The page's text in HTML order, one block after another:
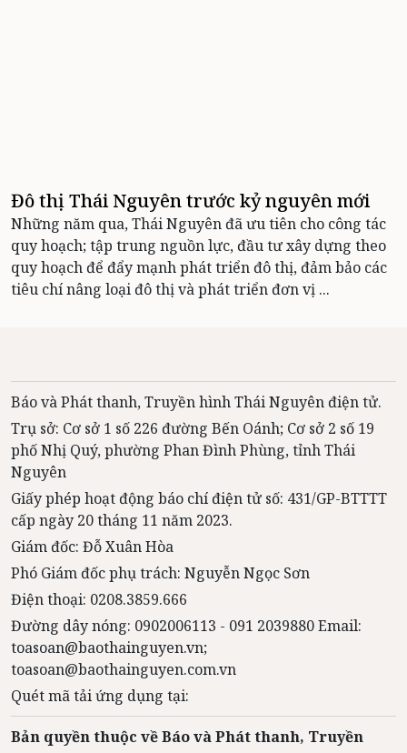
Đô thị Thái Nguyên trước kỷ nguyên mới
Những năm qua, Thái Nguyên đã ưu tiên cho công tác
quy hoạch; tập trung nguồn lực, đầu tư xây dựng theo
quy hoạch để đẩy mạnh phát triển đô thị, đảm bảo các
tiêu chí nâng loại đô thị và phát triển đơn vị ...
Báo và Phát thanh, Truyền hình Thái Nguyên điện tử.
Trụ sở: Cơ sở 1 số 226 đường Bến Oánh; Cơ sở 2 số 19
phố Nhị Quý, phường Phan Đình Phùng, tỉnh Thái
Nguyên
Giấy phép hoạt động báo chí điện tử số: 431/GP-BTTTT
cấp ngày 20 tháng 11 năm 2023.
Giám đốc: Đỗ Xuân Hòa
Phó Giám đốc phụ trách: Nguyễn Ngọc Sơn
Điện thoại: 0208.3859.666
Đường dây nóng: 0902006113 - 091 2039880 Email:
toasoan@baothainguyen.vn;
toasoan@baothainguyen.com.vn
Quét mã tải ứng dụng tại:
Bản quyền thuộc về Báo và Phát thanh, Truyền